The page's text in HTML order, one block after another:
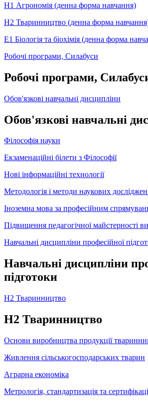
Н1 Агрономія (денна форма навчання)
Н2 Тваринництво (денна форма
Е1 Біологія та біохімія (денна форма
Робочі програми, Силабуси
Робочі програми,
Обов'язкові навчальні дисципліни
Обов'язкові навчальні
Філософія науки
Екзаменаційні білети з Філософії
Нові інформаційні технології
Методологія і методи наукових
Іноземна мова за професійним
Підвищення педагогічної майстерності
Навчальні дисципліни професійної
Навчальні дисципліни
підготоки
Н2 Тваринництво
Н2 Тваринництво
Основи виробництва продукції
Живлення сільськогосподарських тварин
Аграрна економіка
Метрологія, стандартизація та